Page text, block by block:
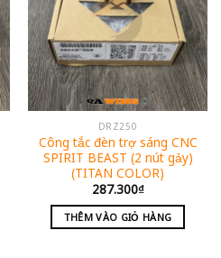
DRZ250
Công tắc đèn trợ sáng CNC
SPIRIT BEAST (2 nút gảy)
(TITAN COLOR)
287.300₫
THÊM VÀO GIỎ HÀNG